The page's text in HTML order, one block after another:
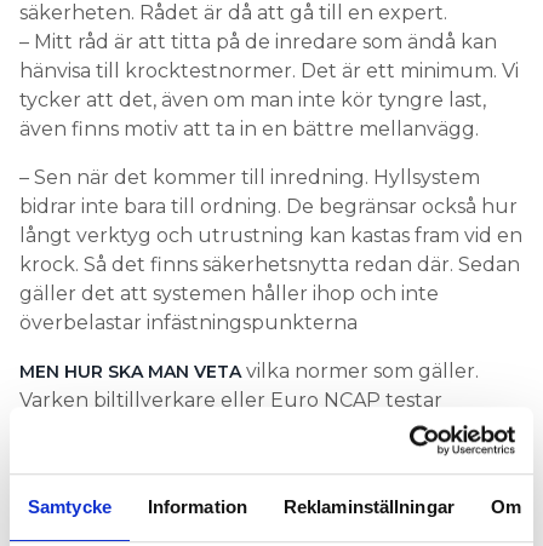
Samtycke Information Reklaminställningar Om
säkerheten. Rådet är då att gå till en expert.
– Mitt råd är att titta på de inredare som ändå kan
hänvisa till krocktestnormer. Det är ett minimum. Vi
tycker att det, även om man inte kör tyngre last,
även finns motiv att ta in en bättre mellanvägg.
– Sen när det kommer till inredning. Hyllsystem
bidrar inte bara till ordning. De begränsar också hur
långt verktyg och utrustning kan kastas fram vid en
krock. Så det finns säkerhetsnytta redan där. Sedan
gäller det att systemen håller ihop och inte
överbelastar infästningspunkterna
MEN HUR SKA MAN VETAvilka normer som gäller.
Varken biltillverkare eller Euro NCAP testar
eftermarknadslösningar. Dock finns det faktiskt
vissa kriterier man kan titta på när det kommer till
– En hemmabyggare har sannolikt ingen djupare